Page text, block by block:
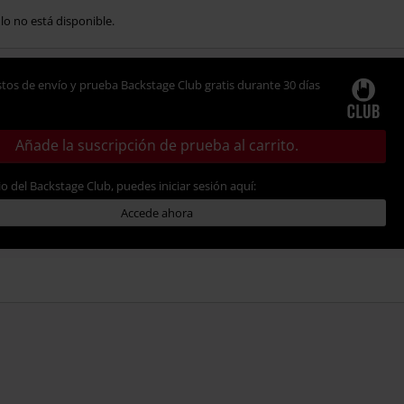
no está disponible.
de envío y prueba Backstage Club gratis durante 30 días
Añade la suscripción de prueba al carrito.
del Backstage Club, puedes iniciar sesión aquí:
Accede ahora